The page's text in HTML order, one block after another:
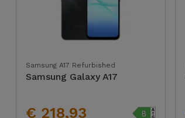
Samsung A17 Refurbished
Samsung Galaxy A17
€ 218,93